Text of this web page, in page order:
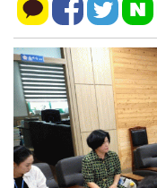
'영암군 가스판매협회',
영암군, '혁신공감 특강
영암군, 군청 지상주차
'살인 폭염' 장흥군, 축